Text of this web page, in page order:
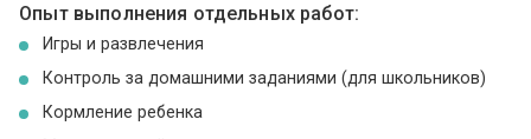
Опыт выполнения отдельных работ:
Игры и развлечения
Контроль за домашними заданиями (для школьников)
Кормление ребенка